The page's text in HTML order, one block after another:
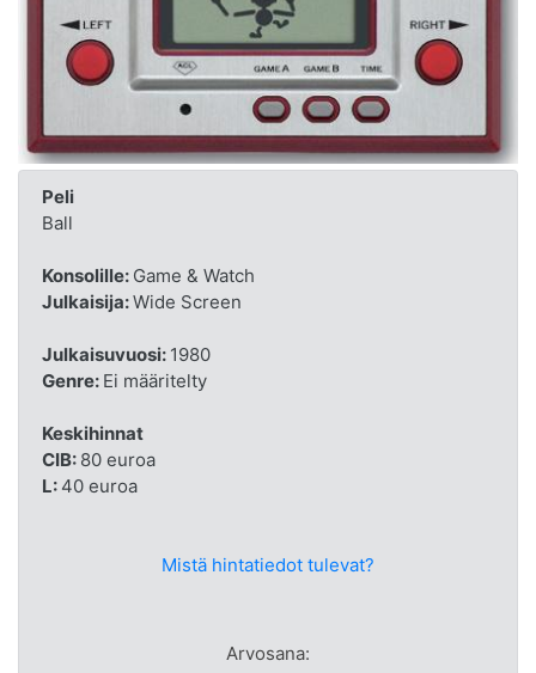
Peli
Ball
Konsolille: Game & Watch
Julkaisija:Wide Screen
Julkaisuvuosi: 1980
Genre: Ei määritelty
Keskihinnat
CIB: 80 euroa
L: 40 euroa
Mistä hintatiedot tulevat?
Arvosana: